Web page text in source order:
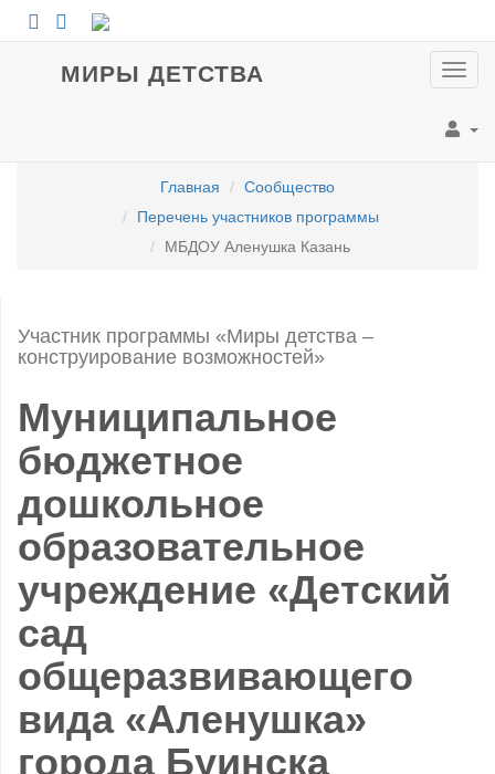
МИРЫ ДЕТСТВА
Главная
Сообщество
Перечень участников программы
МБДОУ Аленушка Казань
Участник программы «Миры детства –
конструирование возможностей»
Муниципальное
бюджетное
дошкольное
образовательное
учреждение «Детский
сад
общеразвивающего
вида «Аленушка»
города Буинска